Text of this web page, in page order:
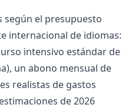
según el presupuesto
internacional de idiomas:
intensivo estándar de
un abono mensual de
realistas de gastos
de 2026